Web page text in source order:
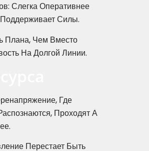
Слегка Оперативнее
Силы.
Плана, Чем Вместо
На Долгой Линии.
Где
Проходят А
Перестает Быть